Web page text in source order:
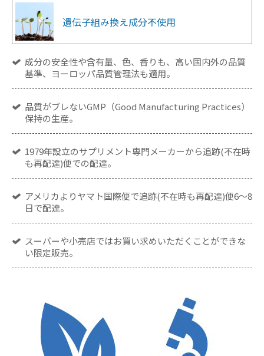
遺伝子組み換え成分不使用
成分の安全性や含有量、色、香りも、高い国内外の品質
基準、ヨーロッパ品質管理法も適用。
品質がブレないGMP（Good Manufacturing Practices）
保持の生産。
1979年設立のサプリメント専門メーカーから追跡(不在時
も再配達)便での配達。
アメリカよりヤマト国際便で追跡(不在時も再配達)便6～8
日で配達。
スーパーや小売店ではお買い求めいただくことができな
い限定販売。